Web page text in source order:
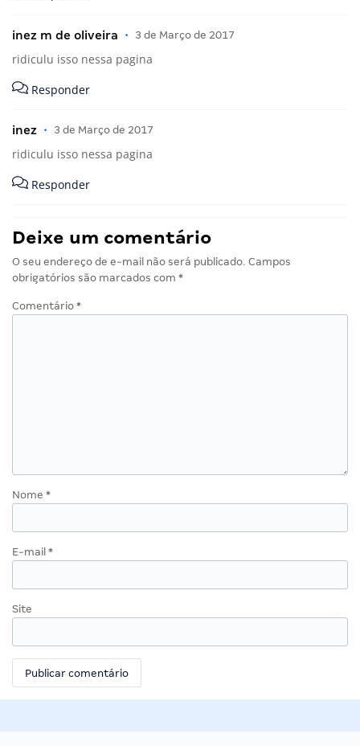
inez m de oliveira • 3 de Março de 2017
ridiculu isso nessa pagina
Responder
inez • 3 de Março de 2017
ridiculu isso nessa pagina
Responder
Deixe um comentário
O seu endereço de e-mail não será publicado. Campos
obrigatórios são marcados com *
Comentário *
Nome *
E-mail *
Site